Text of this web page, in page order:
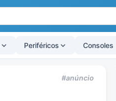
Periféricos Consoles
#anúncio